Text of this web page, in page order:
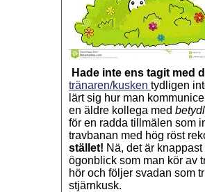
Hade inte ens tagit med
tränaren/kusken tydligen
lärt sig hur man
en äldre kollega med
för en radda tillmälen som
travbanan med hög röst
stället! Nä, det är
ögonblick som man kör av
hör och följer svadan som
stjärnkusk.